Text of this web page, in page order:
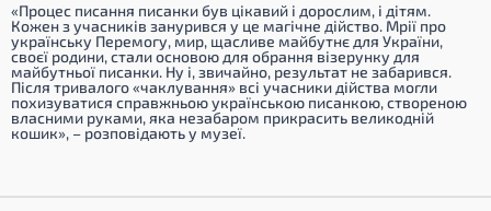
«Процес писання писанки був цікавий і дорослим, і дітям.
Кожен з учасників занурився у це магічне дійство. Мрії про
українську Перемогу, мир, щасливе майбутнє для України,
своєї родини, стали основою для обрання візерунку для
майбутньої писанки. Ну і, звичайно, результат не забарився.
Після тривалого «чаклування» всі учасники дійства могли
похизуватися справжньою українською писанкою, створеною
власними руками, яка незабаром прикрасить великодній
кошик», – розповідають у музеї.